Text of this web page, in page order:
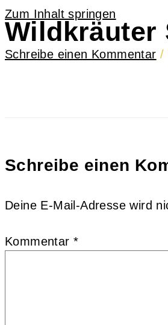
Zum Inhalt springen
Wildkräuter
Schreibe einen Kommentar /
Schreibe einen
Deine E-Mail-Adresse wird
Kommentar*